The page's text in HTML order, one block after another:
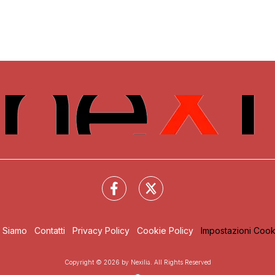
Siamo Contatti Privacy Policy Cookie Policy Impostazioni
Copyright © 2026 by Nexilia. All Rights Reserved